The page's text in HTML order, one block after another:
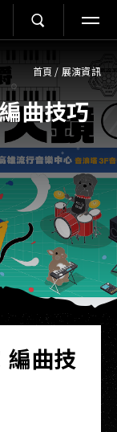
首頁 / 展演資訊
曲技巧
編曲技